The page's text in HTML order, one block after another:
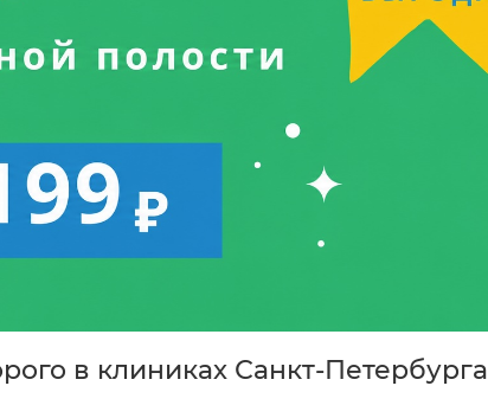
в клиниках Санкт-Петербурга